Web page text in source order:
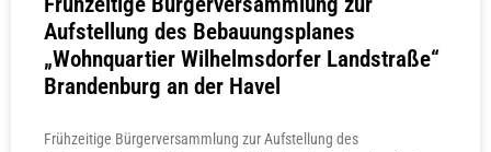
Aufstellung des Bebauungsplanes
„Wohnquartier Wilhelmsdorfer Landstraße“
Brandenburg an der Havel
Frühzeitige Bürgerversammlung zur Aufstellung des